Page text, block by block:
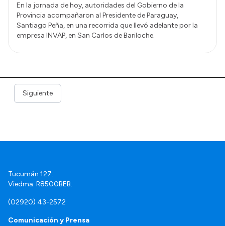
En la jornada de hoy, autoridades del Gobierno de la
Provincia acompañaron al Presidente de Paraguay,
Santiago Peña, en una recorrida que llevó adelante por la
empresa INVAP, en San Carlos de Bariloche.
Siguiente
Tucumán 127.
Viedma. R8500BEB.
(02920) 43-2572
Comunicación y Prensa